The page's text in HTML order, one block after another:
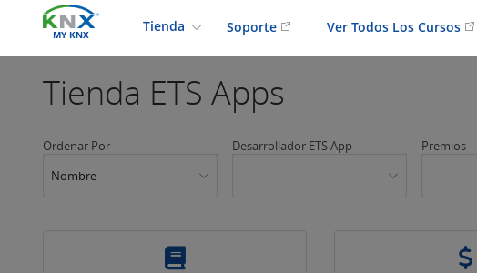
MY KNX
Tienda Soporte Ver Todos Los Cursos
Tienda ETS Apps
Ordenar Por
Nombre
Desarrollador ETS App
- - -
Premios
- - -